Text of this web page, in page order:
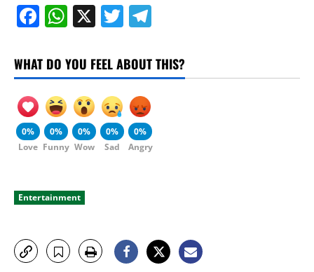
Facebook
WhatsApp
X Twitter
WHAT DO YOU FEEL ABOUT THIS?
0%
Love
0%
Funny
0%
Wow
0%
Sad
0%
Angry
Entertainment